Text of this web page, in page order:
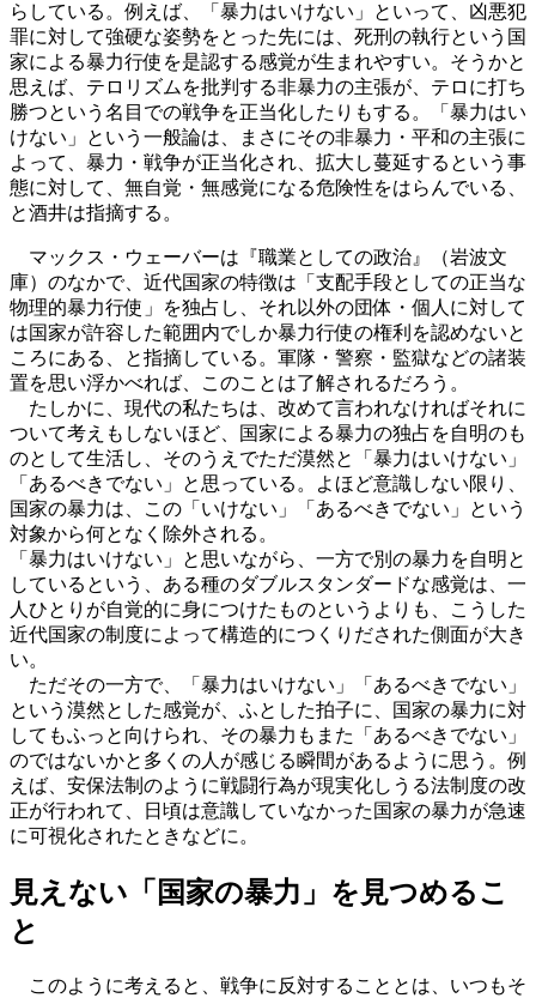
らしている。例えば、「暴力はいけない」といって、凶悪犯
罪に対して強硬な姿勢をとった先には、死刑の執行という国
家による暴力行使を是認する感覚が生まれやすい。そうかと
思えば、テロリズムを批判する非暴力の主張が、テロに打ち
勝つという名目での戦争を正当化したりもする。「暴力はい
けない」という一般論は、まさにその非暴力・平和の主張に
よって、暴力・戦争が正当化され、拡大し蔓延するという事
態に対して、無自覚・無感覚になる危険性をはらんでいる、
と酒井は指摘する。
マックス・ウェーバーは『職業としての政治』（岩波文
庫）のなかで、近代国家の特徴は「支配手段としての正当な
物理的暴力行使」を独占し、それ以外の団体・個人に対して
は国家が許容した範囲内でしか暴力行使の権利を認めないと
ころにある、と指摘している。軍隊・警察・監獄などの諸装
置を思い浮かべれば、このことは了解されるだろう。
たしかに、現代の私たちは、改めて言われなければそれに
ついて考えもしないほど、国家による暴力の独占を自明のも
のとして生活し、そのうえでただ漠然と「暴力はいけない」
「あるべきでない」と思っている。よほど意識しない限り、
国家の暴力は、この「いけない」「あるべきでない」という
対象から何となく除外される。
「暴力はいけない」と思いながら、一方で別の暴力を自明と
しているという、ある種のダブルスタンダードな感覚は、一
人ひとりが自覚的に身につけたものというよりも、こうした
近代国家の制度によって構造的につくりだされた側面が大き
い。
ただその一方で、「暴力はいけない」「あるべきでない」
という漠然とした感覚が、ふとした拍子に、国家の暴力に対
してもふっと向けられ、その暴力もまた「あるべきでない」
のではないかと多くの人が感じる瞬間があるように思う。例
えば、安保法制のように戦闘行為が現実化しうる法制度の改
正が行われて、日頃は意識していなかった国家の暴力が急速
に可視化されたときなどに。
見えない「国家の暴力」を見つめるこ
と
このように考えると、戦争に反対することとは、いつもそ